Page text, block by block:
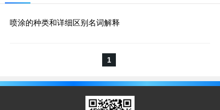
喷涂的种类和详细区别名词解释
1